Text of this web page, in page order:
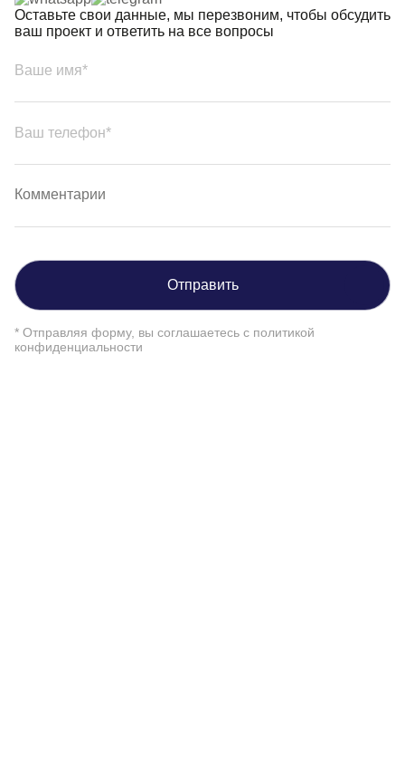
Оставьте свои данные, мы перезвоним, чтобы обсудить
ваш проект и ответить на все вопросы
Отправить
* Отправляя форму, вы соглашаетесь с политикой
конфиденциальности